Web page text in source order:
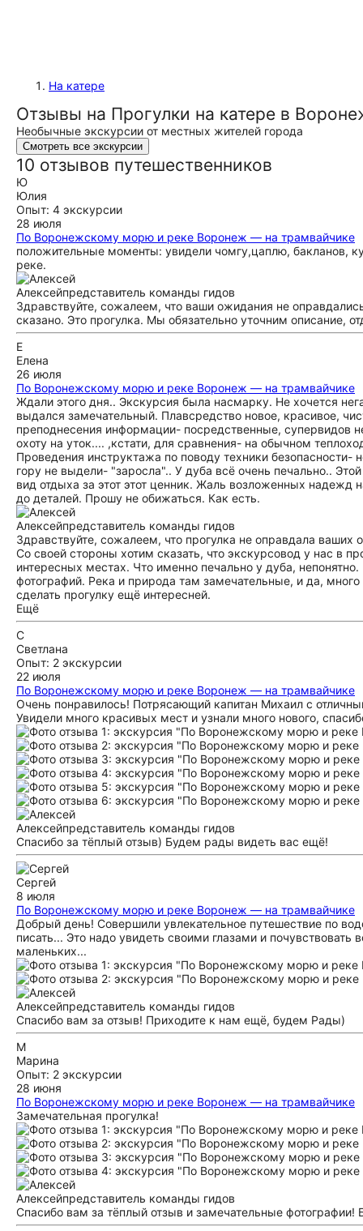
На катере
Отзывы на Прогулки на катере в
Необычные экскурсии от местных жителей города
Смотреть все экскурсии
10 отзывов путешественников
Ю
Юлия
Опыт: 4 экскурсии
28 июля
По Воронежскому морю и реке Воронеж — на трамвайчике
положительные моменты: увидели чомгу,цаплю, бакланов,
реке.
Алексейпредставитель команды гидов
Здравствуйте, сожалеем, что ваши ожидания не
сказано. Это прогулка. Мы обязательно уточним описание,
Е
Елена
26 июля
По Воронежскому морю и реке Воронеж — на трамвайчике
Ждали этого дня.. Экскурсия была насмарку. Не хочется
выдался замечательный. Плавсредство новое, красивое,
преподнесения информации- посредственные, супервидов
охоту на уток.... ,кстати, для сравнения- на обычном
Проведения инструктажа по поводу техники
гору не выдели- "заросла".. У дуба всё очень печально..
вид отдыха за этот этот ценник. Жаль возложенных
до деталей. Прошу не обижаться. Как есть.
Алексейпредставитель команды гидов
Здравствуйте, сожалеем, что прогулка не оправдала
Со своей стороны хотим сказать, что экскурсовод у нас в
интересных местах. Что именно печально у дуба,
фотографий. Река и природа там замечательные, и да,
сделать прогулку ещё интересней.
Ещё
С
Светлана
Опыт: 2 экскурсии
22 июля
По Воронежскому морю и реке Воронеж — на трамвайчике
Очень понравилось! Потрясающий капитан Михаил с
Увидели много красивых мест и узнали много нового,
Алексейпредставитель команды гидов
Спасибо за тёплый отзыв) Будем рады видеть вас ещё!
Сергей
8 июля
По Воронежскому морю и реке Воронеж — на трамвайчике
Добрый день! Совершили увлекательное путешествие по
писать... Это надо увидеть своими глазами и
маленьких...
Алексейпредставитель команды гидов
Спасибо вам за отзыв! Приходите к нам ещё, будем Рады)
М
Марина
Опыт: 2 экскурсии
28 июня
По Воронежскому морю и реке Воронеж — на трамвайчике
Замечательная прогулка!
Алексейпредставитель команды гидов
Спасибо вам за тёплый отзыв и замечательные